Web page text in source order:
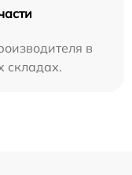
в
складах.